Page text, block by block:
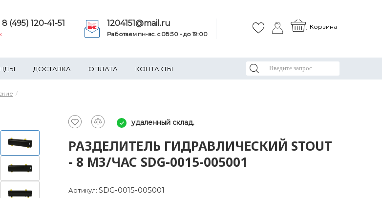
8 (495) 120-41-51 1204151@mail.ru
Работаем пн-вс. c 08:30 - до 19:00
Корзина
ДОСТАВКА ОПЛАТА КОНТАКТЫ
удаленный склад.
РАЗДЕЛИТЕЛЬ ГИДРАВЛИЧЕСКИЙ STOUT
- 8 М3/ЧАС SDG-0015-005001
Артикул: SDG-0015-005001